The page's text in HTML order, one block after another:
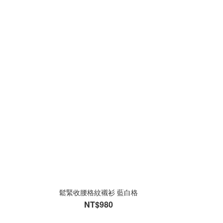
鬆緊收腰格紋襯衫 藍白格
NT$980